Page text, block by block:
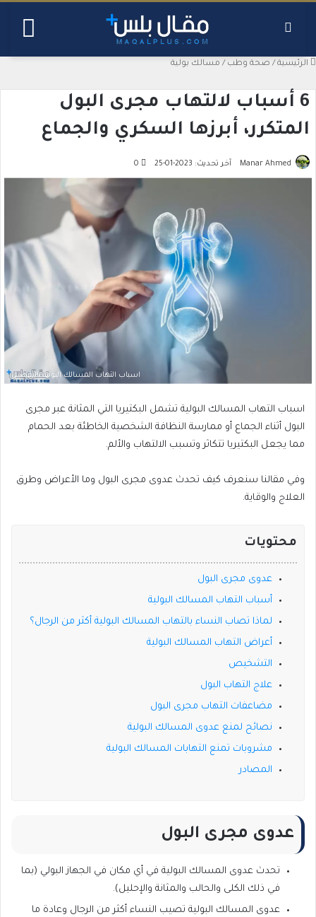
الرئيسية / صحة وطب / مسالك بولية
6 أسباب لالتهاب مجرى البول
المتكرر، أبرزها السكري والجماع
Manar Ahmed آخر تحديث: 2023-01-25 0
اسباب التهاب المسالك البولية بالتفصيل
اسباب التهاب المسالك البولية تشمل البكتيريا التي المثانة عبر مجرى
البول أثناء الجماع أو ممارسة النظافة الشخصية الخاطئة بعد الحمام
مما يجعل البكتيريا تتكاثر وتسبب الالتهاب والألم.
وفي مقالنا سنعرف كيف تحدث عدوى مجرى البول وما الأعراض وطرق
العلاج والوقاية.
محتويات
عدوى مجرى البول
أسباب التهاب المسالك البولية
لماذا تصاب النساء بالتهاب المسالك البولية أكثر من الرجال؟
أعراض التهاب المسالك البولية
التشخيص
علاج التهاب البول
مضاعفات التهاب مجرى البول
نصائح لمنع عدوى المسالك البولية
مشروبات تمنع التهابات المسالك البولية
المصادر
عدوى مجرى البول
تحدث عدوى المسالك البولية في أي مكان في الجهاز البولي (بما
في ذلك الكلى والحالب والمثانة والإحليل).
عدوى المسالك البولية تصيب النساء أكثر من الرجال وعادة ما